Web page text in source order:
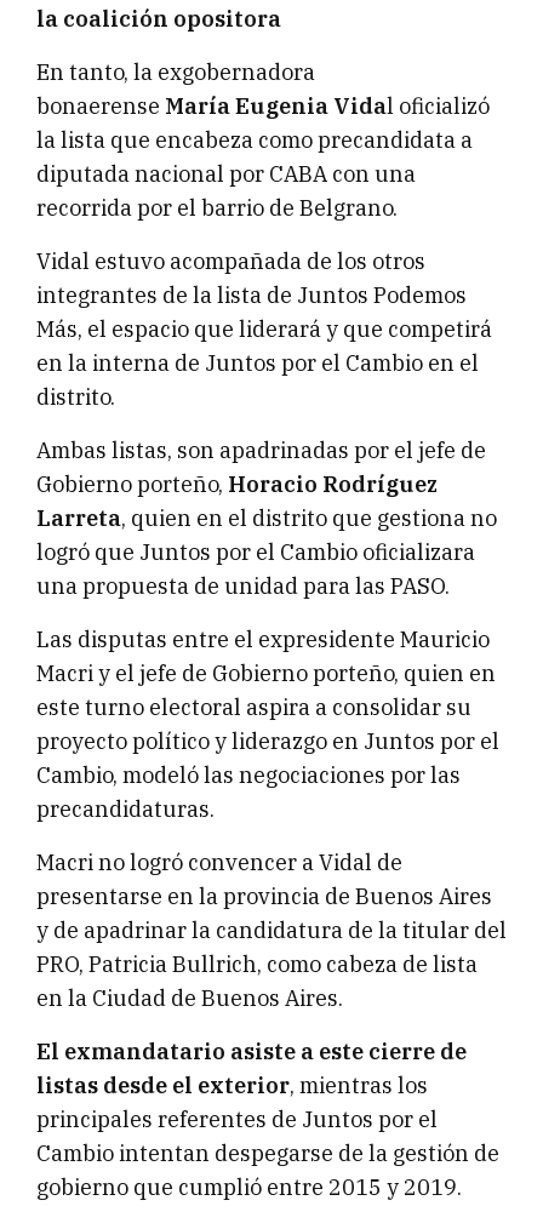
la coalición opositora
En tanto, la exgobernadora
bonaerense María Eugenia Vidal oficializó
la lista que encabeza como precandidata a
diputada nacional por CABA con una
recorrida por el barrio de Belgrano.
Vidal estuvo acompañada de los otros
integrantes de la lista de Juntos Podemos
Más, el espacio que liderará y que competirá
en la interna de Juntos por el Cambio en el
distrito.
Ambas listas, son apadrinadas por el jefe de
Gobierno porteño, Horacio Rodríguez
Larreta, quien en el distrito que gestiona no
logró que Juntos por el Cambio oficializara
una propuesta de unidad para las PASO.
Las disputas entre el expresidente Mauricio
Macri y el jefe de Gobierno porteño, quien en
este turno electoral aspira a consolidar su
proyecto político y liderazgo en Juntos por el
Cambio, modeló las negociaciones por las
precandidaturas.
Macri no logró convencer a Vidal de
presentarse en la provincia de Buenos Aires
y de apadrinar la candidatura de la titular del
PRO, Patricia Bullrich, como cabeza de lista
en la Ciudad de Buenos Aires.
El exmandatario asiste a este cierre de
listas desde el exterior, mientras los
principales referentes de Juntos por el
Cambio intentan despegarse de la gestión de
gobierno que cumplió entre 2015 y 2019.